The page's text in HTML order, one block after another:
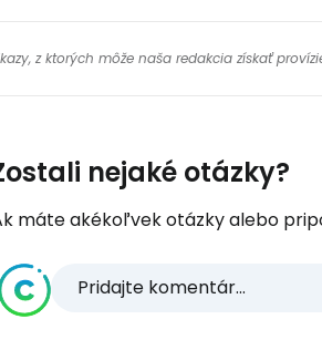
z ktorých môže naša redakcia získať
nejaké otázky?
máte akékoľvek otázky alebo
Pridajte komentár...